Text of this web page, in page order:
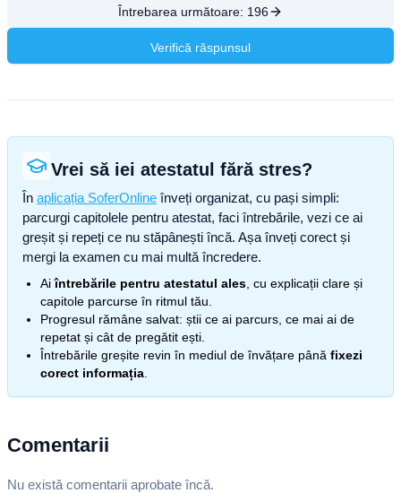
Întrebarea următoare: 196
Verifică răspunsul
Vrei să iei atestatul fără stres?
În aplicația SoferOnline înveți organizat, cu pași simpli:
parcurgi capitolele pentru atestat, faci întrebările, vezi ce ai
greșit și repeți ce nu stăpânești încă. Așa înveți corect și
mergi la examen cu mai multă încredere.
Aiîntrebările pentru atestatul ales , cu explicații clare și
capitole parcurse în ritmul tău.
Progresul rămâne salvat: știi ce ai parcurs, ce mai ai de
repetat și cât de pregătit ești.
Întrebările greșite revin în mediul de învățare până fixezi
corect informația
Comentarii
Nu există comentarii aprobate încă.